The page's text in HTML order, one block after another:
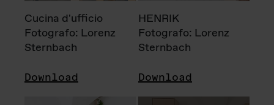
Cucina d'ufficio
Fotografo: Lorenz
Sternbach
Download
HENRIK
Fotografo: Lorenz
Sternbach
Download